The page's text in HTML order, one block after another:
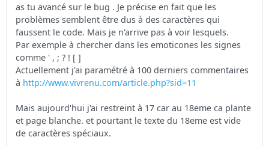
as tu avancé sur le bug . Je précise en fait que les
problèmes semblent être dus à des caractères qui
faussent le code. Mais je n'arrive pas à voir lesquels.
Par exemple à chercher dans les emoticones les signes
comme ' , ; ? ! [ ]
Actuellement j'ai paramétré à 100 derniers commentaires
à http://www.vivrenu.com/article.php?sid=11
Mais aujourd'hui j'ai restreint à 17 car au 18eme ca plante
et page blanche. et pourtant le texte du 18eme est vide
de caractères spéciaux.